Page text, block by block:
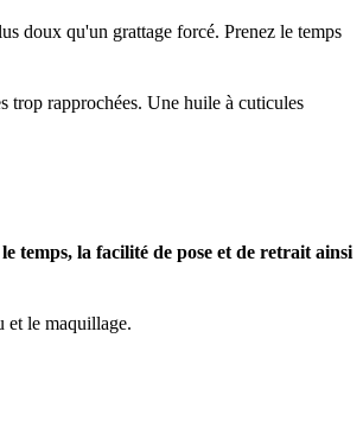
doux qu'un grattage forcé. Prenez le temps
trop rapprochées. Une huile à cuticules
temps, la facilité de pose et de retrait ainsi
et le maquillage.